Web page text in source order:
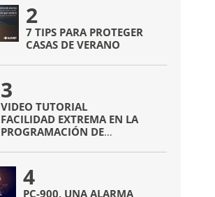
2
7 TIPS PARA PROTEGER
CASAS DE VERANO
3
VIDEO TUTORIAL
FACILIDAD EXTREMA EN LA
PROGRAMACIÓN DE
4
PC-900, UNA ALARMA